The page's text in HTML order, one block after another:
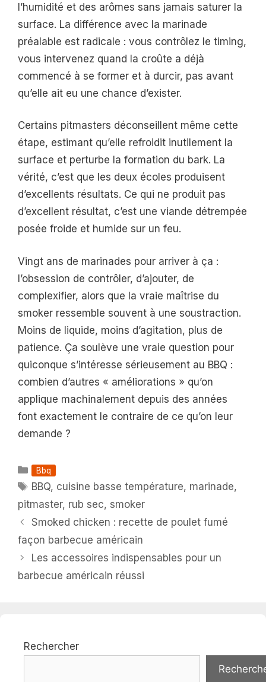
l’humidité et des arômes sans jamais saturer la
surface. La différence avec la marinade
préalable est radicale : vous contrôlez le timing,
vous intervenez quand la croûte a déjà
commencé à se former et à durcir, pas avant
qu’elle ait eu une chance d’exister.
Certains pitmasters déconseillent même cette
étape, estimant qu’elle refroidit inutilement la
surface et perturbe la formation du bark. La
vérité, c’est que les deux écoles produisent
d’excellents résultats. Ce qui ne produit pas
d’excellent résultat, c’est une viande détrempée
posée froide et humide sur un feu.
Vingt ans de marinades pour arriver à ça :
l’obsession de contrôler, d’ajouter, de
complexifier, alors que la vraie maîtrise du
smoker ressemble souvent à une soustraction.
Moins de liquide, moins d’agitation, plus de
patience. Ça soulève une vraie question pour
quiconque s’intéresse sérieusement au BBQ :
combien d’autres « améliorations » qu’on
applique machinalement depuis des années
font exactement le contraire de ce qu’on leur
demande ?
Catégories
Bbq
Étiquettes
BBQ, cuisine basse température, marinade,
pitmaster, rub sec, smoker
Smoked chicken : recette de poulet fumé
façon barbecue américain
Les accessoires indispensables pour un
barbecue américain réussi
Rechercher